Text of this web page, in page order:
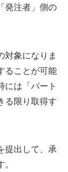
発注者」側の
対象になりま
ることが可能
には「パート
る限り取得す
提出して、承